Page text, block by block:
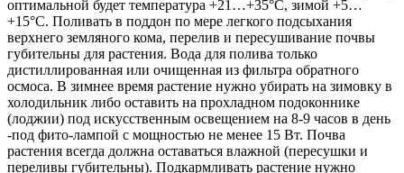
оптимальной будет температура +21…+35°C, зимой +5…
+15°C. Поливать в поддон по мере легкого подсыхания
верхнего земляного кома, перелив и пересушивание почвы
губительны для растения. Вода для полива только
дистиллированная или очищенная из фильтра обратного
осмоса. В зимнее время растение нужно убирать на зимовку в
холодильник либо оставить на прохладном подоконнике
(лоджии) под искусственным освещением на 8-9 часов в день
-под фито-лампой с мощностью не менее 15 Вт. Почва
растения всегда должна оставаться влажной (пересушки и
переливы губительны). Подкармливать растение нужно